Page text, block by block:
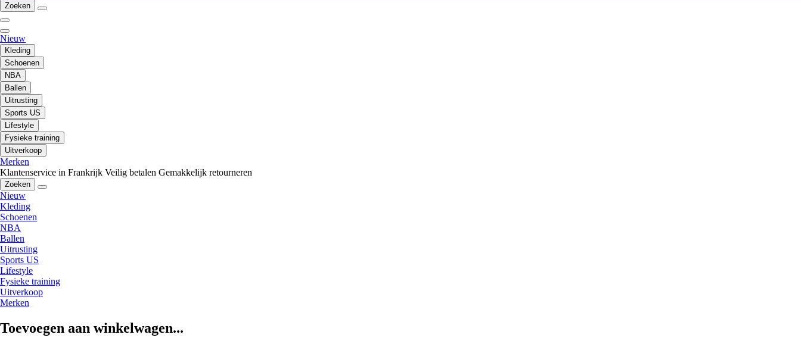
Zoeken
Nieuw
Kleding
Schoenen
NBA
Ballen
Uitrusting
Sports US
Lifestyle
Fysieke training
Uitverkoop
Merken
Klantenservice in Frankrijk Veilig betalen Gemakkelijk retourneren
Zoeken
Nieuw
Kleding
Schoenen
NBA
Ballen
Uitrusting
Sports US
Lifestyle
Fysieke training
Uitverkoop
Merken
Toevoegen aan winkelwagen...